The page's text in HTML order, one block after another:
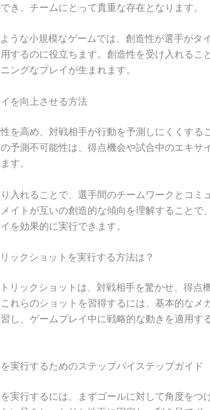
き、チームにとって貴重な存在となります。
うな小規模なゲームでは、創造性が選手がタ
するのに役立ちます。創造性を受け入れるこ
ングなプレイが生まれます。
を向上させる方法
を高め、対戦相手が行動を予測しにくくする
予測不可能性は、得点機会や試合中のエキサ
す。
入れることで、選手間のチームワークとコミ
イトが互いの創造的な傾向を理解することで
を効果的に実行できます。
ックショットを実行する方法は？
リックショットは、対戦相手を驚かせ、得点
れらのショットを習得するには、基本的なメ
し、ゲームプレイ中に戦略的な動きを適用す
実行するためのステップバイステップガイド
実行するには、まずゴールに対して角度をつ